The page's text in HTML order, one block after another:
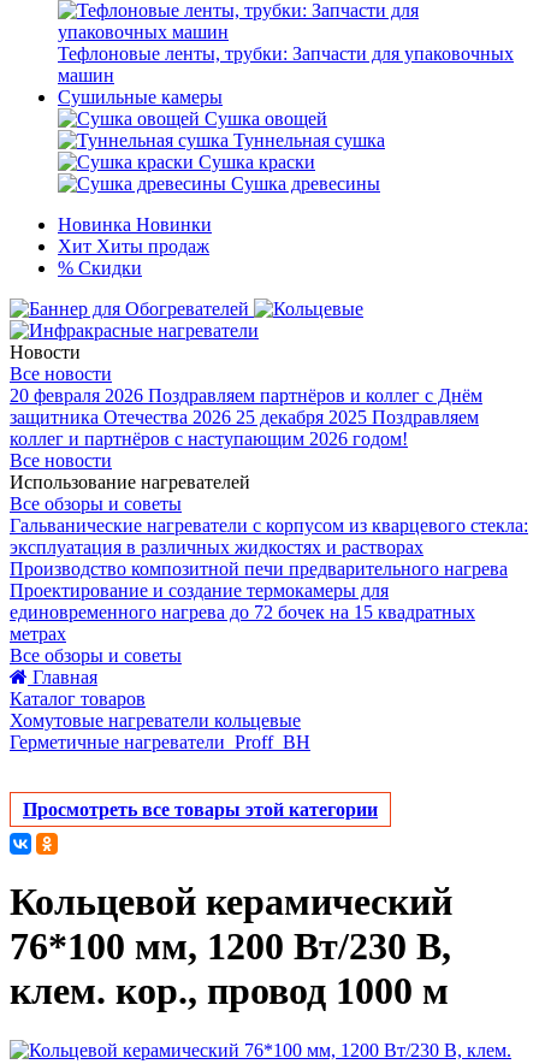
Тефлоновые ленты, трубки: Запчасти для упаковочных
машин
Сушильные камеры
Сушка овощей
Туннельная сушка
Сушка краски
Сушка древесины
Новинка Новинки
Хит Хиты продаж
% Скидки
Новости
Все новости
20 февраля 2026 Поздравляем партнёров и коллег с Днём
защитника Отечества 2026 25 декабря 2025 Поздравляем
коллег и партнёров с наступающим 2026 годом!
Все новости
Использование нагревателей
Все обзоры и советы
Гальванические нагреватели с корпусом из кварцевого стекла:
эксплуатация в различных жидкостях и растворах
Производство композитной печи предварительного нагрева
Проектирование и создание термокамеры для
единовременного нагрева до 72 бочек на 15 квадратных
метрах
Все обзоры и советы
Главная
Каталог товаров
Хомутовые нагреватели кольцевые
Герметичные нагреватели_Proff_BH
Просмотреть все товары этой категории
Кольцевой керамический
76*100 мм, 1200 Вт/230 В,
клем. кор., провод 1000 м